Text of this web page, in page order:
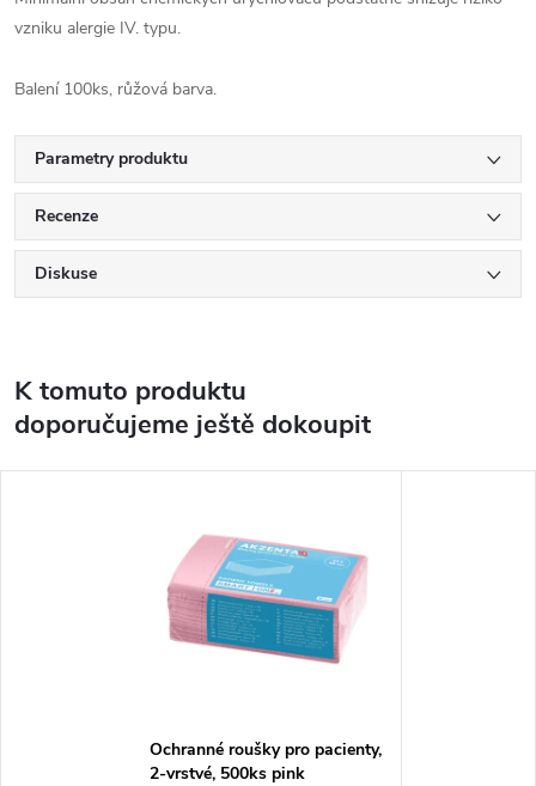
vzniku alergie IV. typu.
Balení 100ks, růžová barva.
Parametry produktu
Recenze
Diskuse
K tomuto produktu
doporučujeme ještě dokoupit
Ochranné roušky pro pacienty,
2-vrstvé, 500ks pink